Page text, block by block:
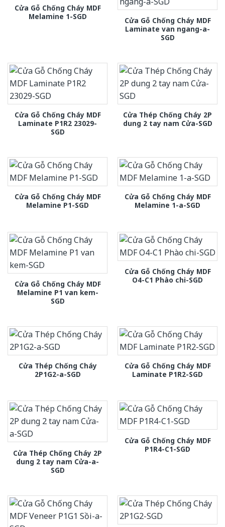
Cửa Gỗ Chống Cháy MDF
Melamine 1-SGD
Cửa Gỗ Chống Cháy MDF
Laminate van ngang-a-
SGD
Cửa Gỗ Chống Cháy MDF
Laminate P1R2 23029-
SGD
Cửa Thép Chống Cháy 2P
dung 2 tay nam Cửa-SGD
Cửa Gỗ Chống Cháy MDF
Melamine P1-SGD
Cửa Gỗ Chống Cháy MDF
Melamine 1-a-SGD
Cửa Gỗ Chống Cháy MDF
Melamine P1 van kem-
SGD
Cửa Gỗ Chống Cháy MDF
O4-C1 Phào chi-SGD
Cửa Thép Chống Cháy
2P1G2-a-SGD
Cửa Gỗ Chống Cháy MDF
Laminate P1R2-SGD
Cửa Thép Chống Cháy 2P
dung 2 tay nam Cửa-a-
SGD
Cửa Gỗ Chống Cháy MDF
P1R4-C1-SGD